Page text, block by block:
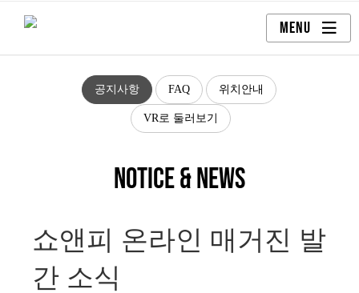
MENU
공지사항 FAQ 위치안내
VR로 둘러보기
NOTICE & NEWS
쇼앤피 온라인 매거진 발
간 소식